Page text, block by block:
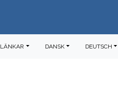
LÄNKAR DANSK DEUTSCH